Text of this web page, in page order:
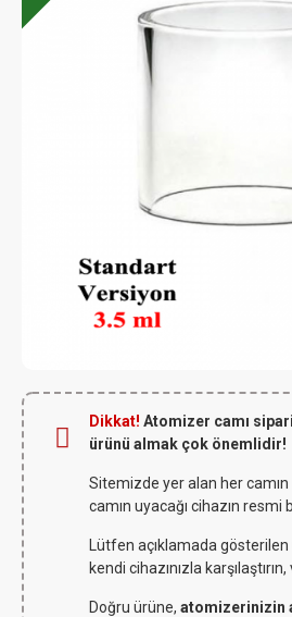
Dikkat! Atomizer camı
ürünü almak çok önemlidir!
Sitemizde yer alan her camın
camın uyacağı cihazın resmi
Lütfen açıklamada
kendi cihazınızla
Doğru ürüne, atomizerinizin